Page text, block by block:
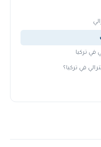
في تركيا
في تركيا؟